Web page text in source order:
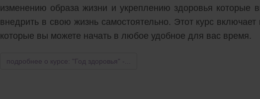
изменению образа жизни и укреплению здоровья которые
внедрить в свою жизнь самостоятельно. Этот курс включает
которые вы можете начать в любое удобное для вас время.
подробнее о курсе: "Год здоровья" -...